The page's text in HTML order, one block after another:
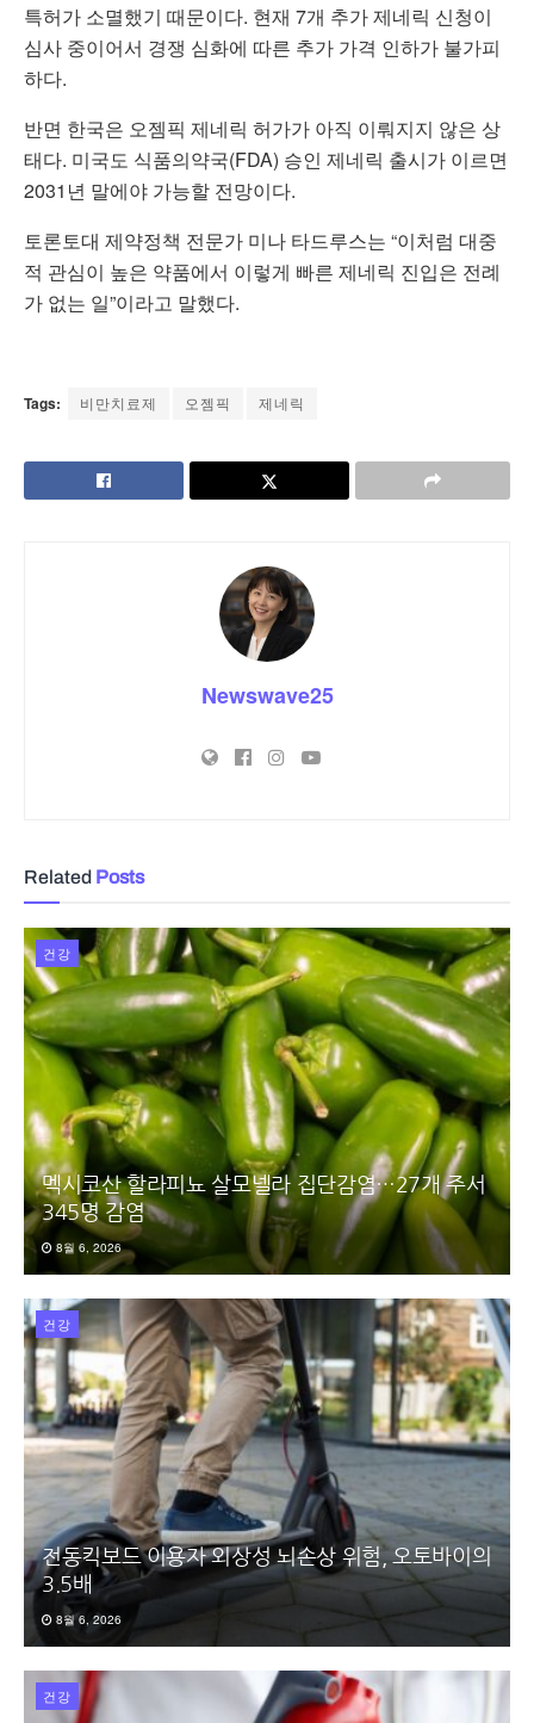
특허가 소멸했기 때문이다. 현재 7개 추가 제네릭 신청이
심사 중이어서 경쟁 심화에 따른 추가 가격 인하가 불가피
하다.
반면 한국은 오젬픽 제네릭 허가가 아직 이뤄지지 않은 상
태다. 미국도 식품의약국(FDA) 승인 제네릭 출시가 이르면
2031년 말에야 가능할 전망이다.
토론토대 제약정책 전문가 미나 타드루스는 “이처럼 대중
적 관심이 높은 약품에서 이렇게 빠른 제네릭 진입은 전례
가 없는 일”이라고 말했다.
Tags: 비만치료제 오젬픽 제네릭
Newswave25
Related Posts
건강
멕시코산 할라피뇨 살모넬라 집단감염…27개 주서
345명 감염
8월 6, 2026
건강
전동킥보드 이용자 외상성 뇌손상 위험, 오토바이의
3.5배
8월 6, 2026
건강